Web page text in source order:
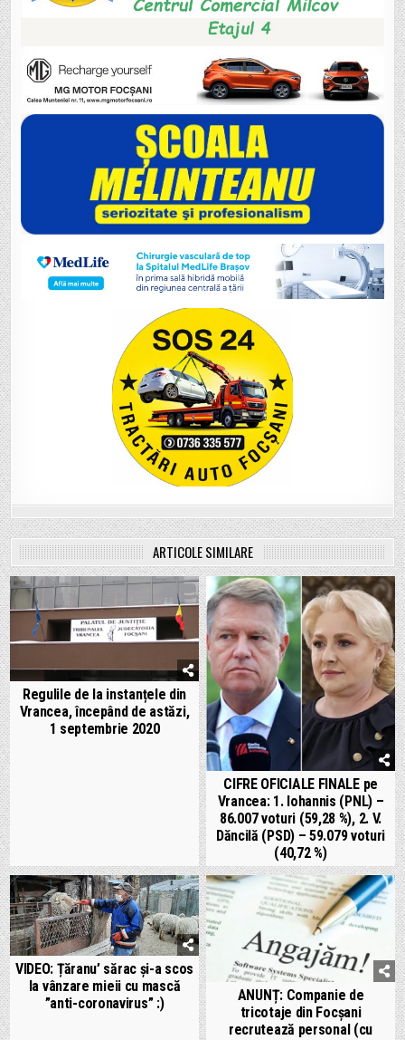
ARTICOLE SIMILARE
Regulile de la instanțele din
Vrancea, începând de astăzi,
1 septembrie 2020
CIFRE OFICIALE FINALE pe
Vrancea: 1. Iohannis (PNL) –
86.007 voturi (59,28 %), 2. V.
Dăncilă (PSD) – 59.079 voturi
(40,72 %)
VIDEO: Țăranu’ sărac și-a scos
la vânzare mieii cu mască
”anti-coronavirus” :)
ANUNȚ: Companie de
tricotaje din Focșani
recrutează personal (cu